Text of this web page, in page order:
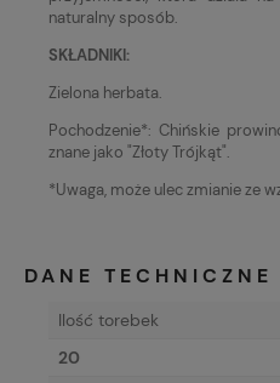
naturalny sposób.
SKŁADNIKI:
Zielona herbata.
Pochodzenie*: Chińskie
znane jako "Złoty Trójkąt".
*Uwaga, może ulec zmianie ze
DANE TECHNICZNE
Ilość torebek
20